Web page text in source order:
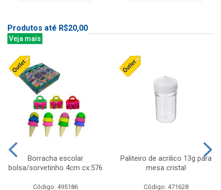
Produtos até R$20,00
Veja mais
Borracha escolar
bolsa/sorvetinho 4cm cx:576
Código: 495186
Paliteiro de acrilico 13g para
mesa cristal
Código: 471628